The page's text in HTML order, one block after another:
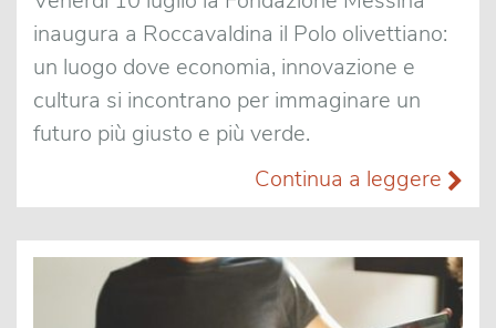
inaugura a Roccavaldina il Polo olivettiano:
un luogo dove economia, innovazione e
cultura si incontrano per immaginare un
futuro più giusto e più verde.
Continua a leggere